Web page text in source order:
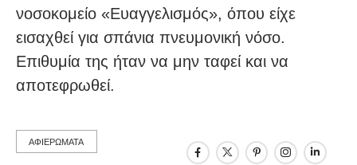
νοσοκομείο «Ευαγγελισμός», όπου είχε
εισαχθεί για σπάνια πνευμονική νόσο.
Επιθυμία της ήταν να μην ταφεί και να
αποτεφρωθεί.
ΑΦΙΕΡΩΜΑΤΑ